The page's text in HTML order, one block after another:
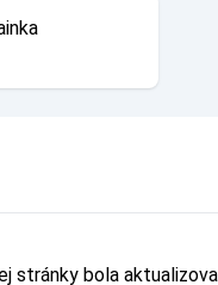
stránky bola